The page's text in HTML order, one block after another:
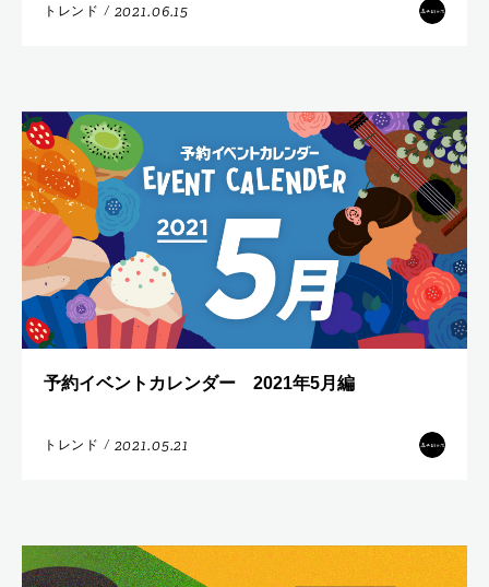
トレンド / 2021.06.15
予約イベントカレンダー 2021年5月編
トレンド / 2021.05.21